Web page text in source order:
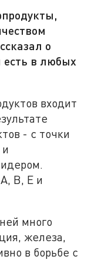
о
есть в любых
входит
- с точки
В, Е и
много
железа,
в борьбе с